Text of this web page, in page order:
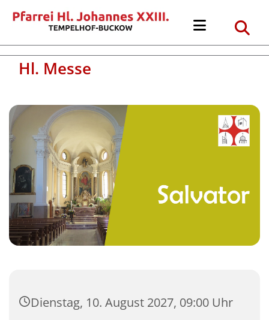
Hl. Messe
Dienstag, 10. August 2027, 09:00 Uhr